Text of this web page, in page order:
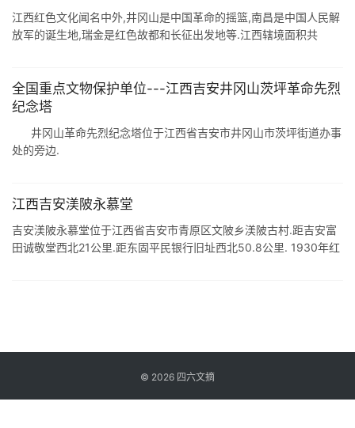
江西红色文化闻名中外,井冈山是中国革命的摇篮,南昌是中国人民解
放军的诞生地,瑞金是红色故都和长征出发地等.江西辖境面积共
全国重点文物保护单位---江西吉安井冈山茨坪革命先烈
纪念塔
井冈山革命先烈纪念塔位于江西省吉安市井冈山市茨坪街道办事
处的旁边.
江西吉安渼陂永慕堂
吉安渼陂永慕堂位于江西省吉安市青原区文陂乡渼陂古村.距吉安富
田诚敬堂西北21公里.距东固平民银行旧址西北50.8公里. 1930年红
© 2026 四六文摘